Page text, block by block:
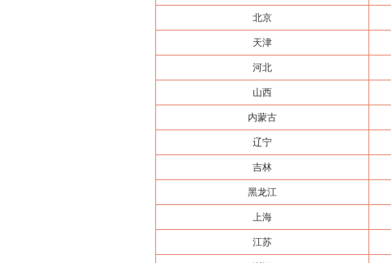
北京
天津
河北
山西
内蒙古
辽宁
吉林
黑龙江
上海
江苏